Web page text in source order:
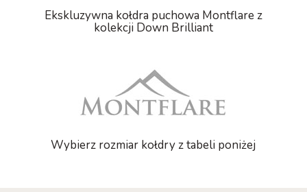
Ekskluzywna kołdra puchowa Montflare z
kolekcji Down Brilliant
Wybierz rozmiar kołdry z tabeli poniżej